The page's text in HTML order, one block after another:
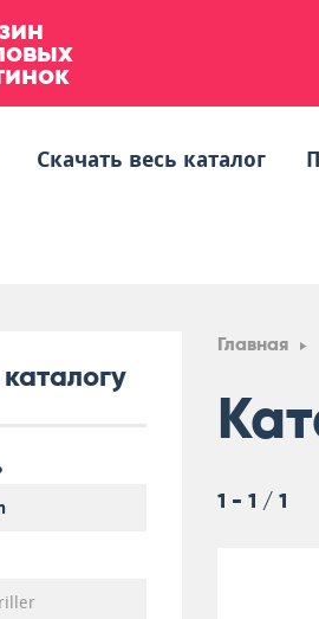
Скачать весь каталог
Главная
1 - 1 / 1